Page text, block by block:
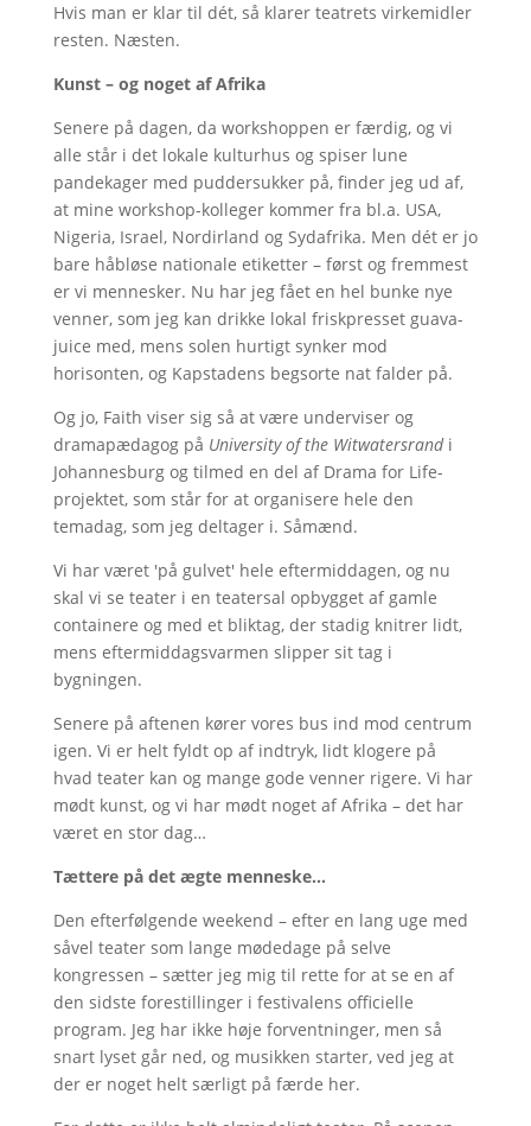
Hvis man er klar til dét, så klarer teatrets virkemidler
resten. Næsten.
Kunst – og noget af Afrika
Senere på dagen, da workshoppen er færdig, og vi
alle står i det lokale kulturhus og spiser lune
pandekager med puddersukker på, finder jeg ud af,
at mine workshop-kolleger kommer fra bl.a. USA,
Nigeria, Israel, Nordirland og Sydafrika. Men dét er jo
bare håbløse nationale etiketter – først og fremmest
er vi mennesker. Nu har jeg fået en hel bunke nye
venner, som jeg kan drikke lokal friskpresset guava-
juice med, mens solen hurtigt synker mod
horisonten, og Kapstadens begsorte nat falder på.
Og jo, Faith viser sig så at være underviser og
dramapædagog på University of the Witwatersrandi
Johannesburg og tilmed en del af Drama for Life-
projektet, som står for at organisere hele den
temadag, som jeg deltager i. Såmænd.
Vi har været 'på gulvet' hele eftermiddagen, og nu
skal vi se teater i en teatersal opbygget af gamle
containere og med et bliktag, der stadig knitrer lidt,
mens eftermiddagsvarmen slipper sit tag i
bygningen.
Senere på aftenen kører vores bus ind mod centrum
igen. Vi er helt fyldt op af indtryk, lidt klogere på
hvad teater kan og mange gode venner rigere. Vi har
mødt kunst, og vi har mødt noget af Afrika – det har
været en stor dag…
Tættere på det ægte menneske…
Den efterfølgende weekend – efter en lang uge med
såvel teater som lange mødedage på selve
kongressen – sætter jeg mig til rette for at se en af
den sidste forestillinger i festivalens officielle
program. Jeg har ikke høje forventninger, men så
snart lyset går ned, og musikken starter, ved jeg at
der er noget helt særligt på færde her.